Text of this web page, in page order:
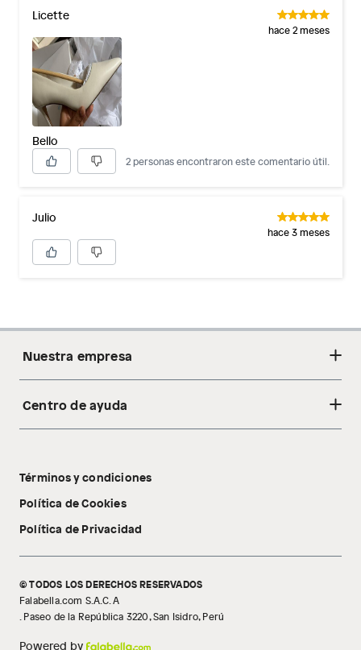
Licette
hace 2 meses
Bello
2 personas encontraron este comentario útil.
Julio
hace 3 meses
Nuestra empresa
Acerca de nosotros
Tecnología Pillow Walk
Centro de ayuda
Libro de reclamaciones
Términos y condiciones
Política de Cookies
Política de Privacidad
© TODOS LOS DERECHOS RESERVADOS
Falabella.com S.A.C. A
. Paseo de la República 3220, San Isidro, Perú
Powered by